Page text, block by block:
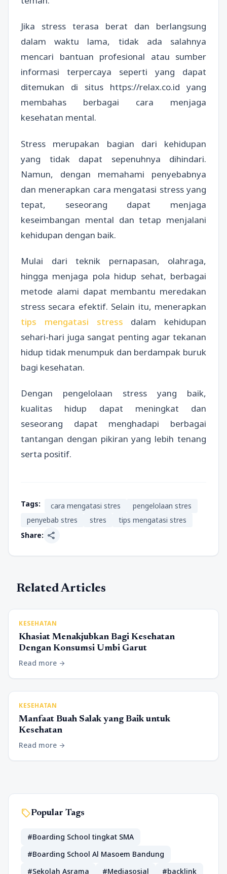
Jika stress terasa berat dan berlangsung
dalam waktu lama, tidak ada salahnya
mencari bantuan profesional atau sumber
informasi terpercaya seperti yang dapat
ditemukan di situs https://relax.co.id yang
membahas berbagai cara menjaga
kesehatan mental.
Stress merupakan bagian dari kehidupan
yang tidak dapat sepenuhnya dihindari.
Namun, dengan memahami penyebabnya
dan menerapkan cara mengatasi stress yang
tepat, seseorang dapat menjaga
keseimbangan mental dan tetap menjalani
kehidupan dengan baik.
Mulai dari teknik pernapasan, olahraga,
hingga menjaga pola hidup sehat, berbagai
metode alami dapat membantu meredakan
stress secara efektif. Selain itu, menerapkan
tips mengatasi stress dalam kehidupan
sehari-hari juga sangat penting agar tekanan
hidup tidak menumpuk dan berdampak buruk
bagi kesehatan.
Dengan pengelolaan stress yang baik,
kualitas hidup dapat meningkat dan
seseorang dapat menghadapi berbagai
tantangan dengan pikiran yang lebih tenang
serta positif.
Tags: cara mengatasi stres
pengelolaan stres
penyebab stres
stres
tips mengatasi stres
Share: share
Related Articles
KESEHATAN
Khasiat Menakjubkan Bagi Kesehatan
Dengan Konsumsi Umbi Garut
Read more arrow_forward
KESEHATAN
Manfaat Buah Salak yang Baik untuk
Kesehatan
Read more arrow_forward
sellPopular Tags
#Boarding School tingkat SMA
#Boarding School Al Masoem Bandung
#Sekolah Asrama
#Mediasosial
#backlink